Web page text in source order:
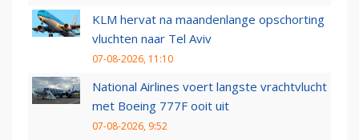
KLM hervat na maandenlange opschorting
vluchten naar Tel Aviv
07-08-2026, 11:10
National Airlines voert langste vrachtvlucht
met Boeing 777F ooit uit
07-08-2026, 9:52